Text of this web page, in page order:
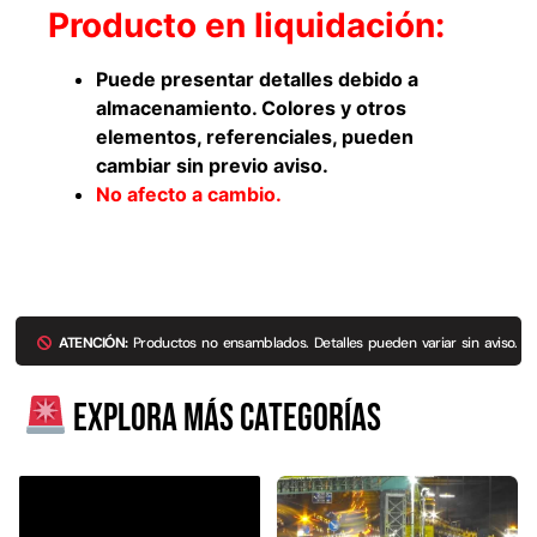
Producto en liquidación:
Puede presentar detalles debido a
almacenamiento. Colores y otros
elementos, referenciales, pueden
cambiar sin previo aviso.
No afecto a cambio.
ATENCIÓN:Productos no ensamblados. Detalles pueden variar sin aviso.
Explora más categorías
Agregar al carrito
Pasto sintético ornamental
densidad 42mm Rollo
4,57*15,24mts
Apilador manual ancho
2,5mts
$1.875.535
Agregar al carrito